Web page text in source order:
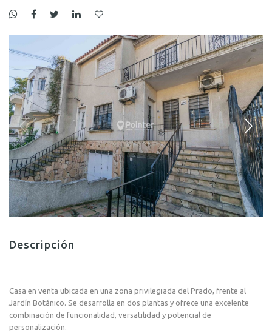
Descripción
Casa en venta ubicada en una zona privilegiada del Prado, frente al
Jardín Botánico. Se desarrolla en dos plantas y ofrece una excelente
combinación de funcionalidad, versatilidad y potencial de
personalización.